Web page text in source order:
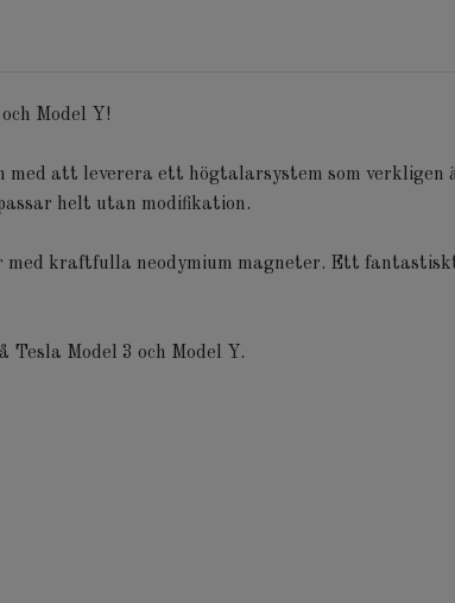
Model Y!
att leverera ett högtalarsystem som verkligen
helt utan modifikation.
med kraftfulla neodymium magneter. Ett
Model 3 och Model Y.